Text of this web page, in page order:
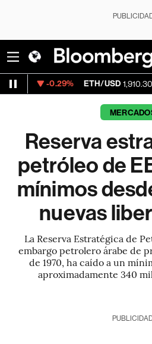
ETH/USD 1,910.308 -0.29%
Reserva
petróleo de
mínimos
nuevas
La Reserva Estratégica de
embargo petrolero árabe de
de 1970, ha caído a un
aproximadamente 340